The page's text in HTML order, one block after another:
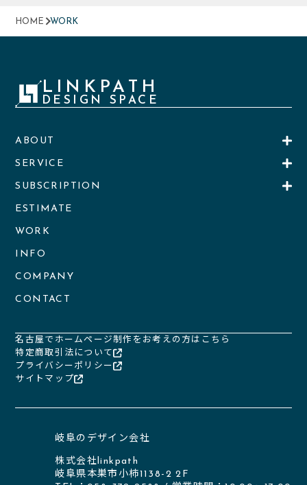
HOME WORK
LINKPATH
DESIGN SPACE
ABOUT
SERVICE
SUBSCRIPTION
ESTIMATE
WORK
INFO
COMPANY
CONTACT
名古屋でホームページ制作をお考えの方はこちら
特定商取引法について
プライバシーポリシー
サイトマップ
岐阜のデザイン会社
株式会社linkpath
岐阜県本巣市小柿1138-2 2F